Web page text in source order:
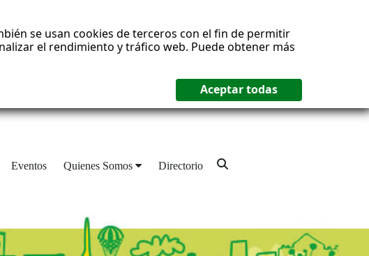
se usan cookies de terceros con el fin de permitir
el rendimiento y tráfico web. Puede obtener más
Eventos Quienes Somos Directorio